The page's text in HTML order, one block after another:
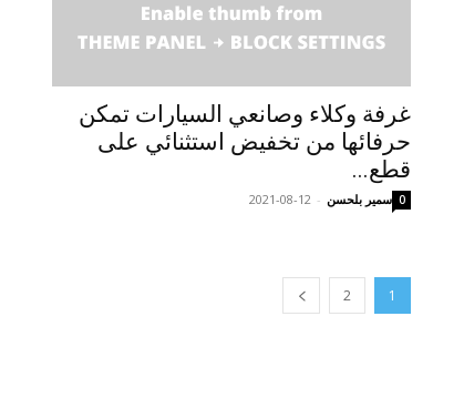
غرفة وكلاء وصانعي السيارات تمكن
حرفائها من تخفيض استثنائي على
قطع...
سمير بلحسن -
2021-08-12 0
1
2